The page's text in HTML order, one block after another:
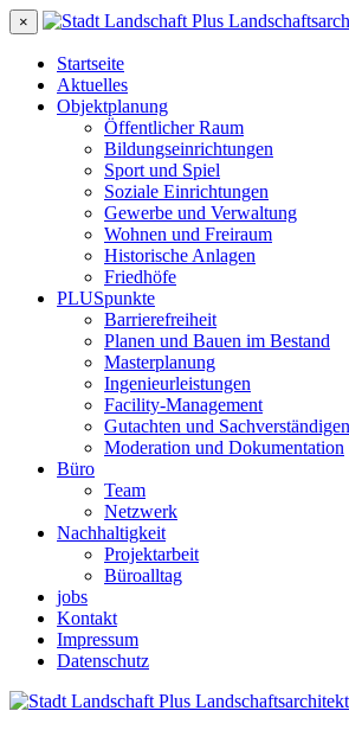
×
Startseite
Aktuelles
Objektplanung
Öffentlicher Raum
Bildungseinrichtungen
Sport und Spiel
Soziale Einrichtungen
Gewerbe und Verwaltung
Wohnen und Freiraum
Historische Anlagen
Friedhöfe
PLUSpunkte
Barrierefreiheit
Planen und Bauen im Bestand
Masterplanung
Ingenieurleistungen
Facility-Management
Gutachten und
Moderation und Dokumentation
Büro
Team
Netzwerk
Nachhaltigkeit
Projektarbeit
Büroalltag
jobs
Kontakt
Impressum
Datenschutz